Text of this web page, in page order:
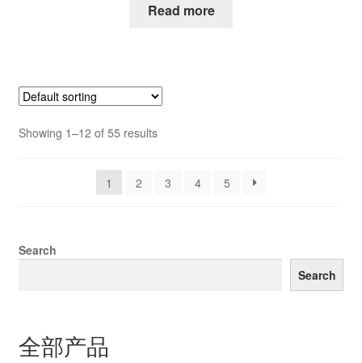
Read more
Showing 1–12 of 55 results
1 2 3 4 5
Search
Search
全部产品